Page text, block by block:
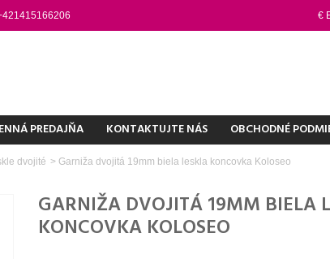
€
PREDAJŇA KONTAKTUJTE NÁS OBCHODNÉ
dvojité > Garniža dvojitá 19mm biela leskla koncovka Koloseo
GARNIŽA DVOJITÁ 19MM BIELA
KONCOVKA KOLOSEO